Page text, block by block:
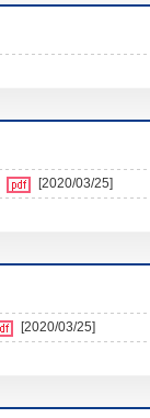
[2020/03/25]
[2020/03/25]